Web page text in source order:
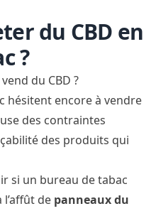
du CBD en
?
du CBD ?
hésitent encore à vendre
des contraintes
des produits qui
si un bureau de tabac
l’affût de panneaux du